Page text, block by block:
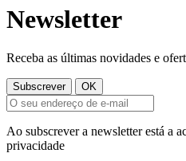
Newsletter
Receba as últimas novidades e
Ao subscrever a newsletter está a
privacidade